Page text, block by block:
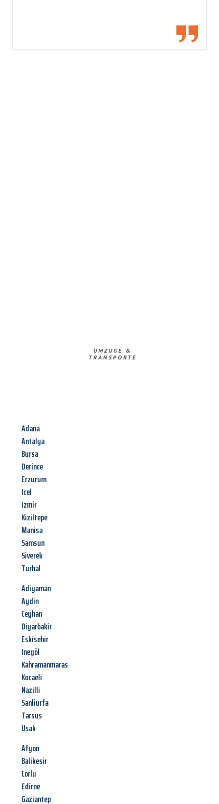
UMZÜGE &
TRANSPORTE
Adana
Antalya
Bursa
Derince
Erzurum
Icel
Izmir
Kiziltepe
Manisa
Samsun
Siverek
Turhal
Adiyaman
Aydin
Ceyhan
Diyarbakir
Eskisehir
Inegöl
Kahramanmaras
Kocaeli
Nazilli
Sanliurfa
Tarsus
Usak
Afyon
Balikesir
Corlu
Edirne
Gaziantep